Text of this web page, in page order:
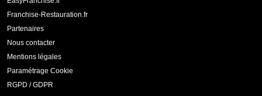
Franchise-Restauration.fr
Partenaires
Nous contacter
Mentions légales
Paramétrage Cookie
RGPD / GDPR